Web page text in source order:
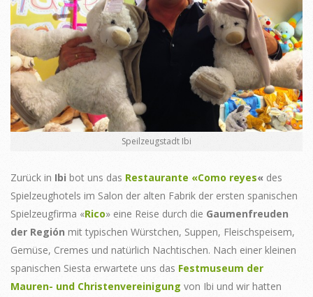
Speilzeugstadt Ibi
Zurück in Ibi bot uns das Restaurante «Como reyes« des
Spielzeughotels im Salon der alten Fabrik der ersten spanischen
Spielzeugfirma «Rico» eine Reise durch die Gaumenfreuden
der Región mit typischen Würstchen, Suppen, Fleischspeisem,
Gemüse, Cremes und natürlich Nachtischen. Nach einer kleinen
spanischen Siesta erwartete uns das Festmuseum der
Mauren- und Christenvereinigung von Ibi und wir hatten